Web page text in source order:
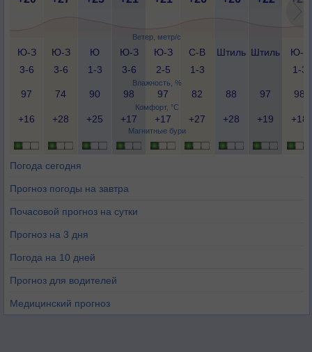
Ветер, метр/с
Влажность, %
Комфорт, °C
Магнитные бури
Ю-З
3-6
Ю-З
3-6
Ю
1-3
Ю-З
3-6
Ю-З
2-5
С-В
1-3
Штиль Штиль
Ю-З
1-3
97 74 90 98 97 82 88 97 98
+16 +28 +25 +17 +17 +27 +28 +19 +18
Погода сегодня
Прогноз погоды на завтра
Почасовой прогноз на сутки
Прогноз на 3 дня
Погода на 10 дней
Прогноз для водителей
Медицинский прогноз